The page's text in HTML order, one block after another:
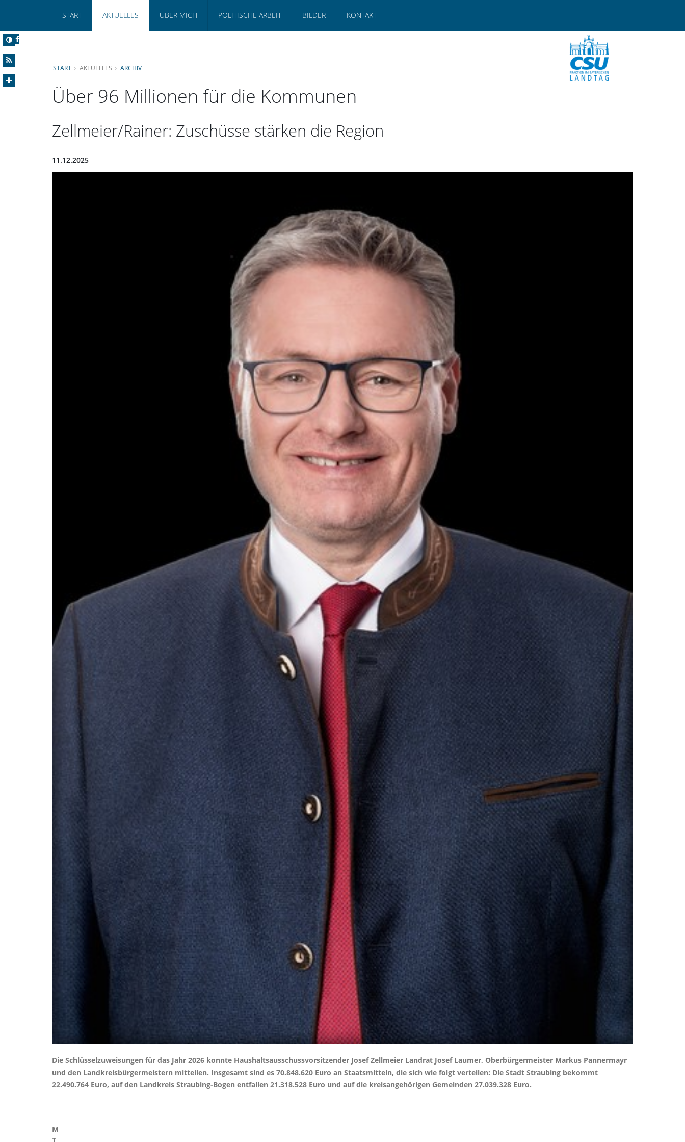
START AKTUELLES ÜBER MICH POLITISCHE ARBEIT BILDER KONTAKT
START AKTUELLES ARCHIV
Über 96 Millionen für die Kommunen
Zellmeier/Rainer: Zuschüsse stärken die Region
11.12.2025
Die Schlüsselzuweisungen für das Jahr 2026 konnte Haushaltsausschussvorsitzender Josef Zellmeier Landrat Josef Laumer, Oberbürgermeister Markus Pannermayr
und den Landkreisbürgermeistern mitteilen. Insgesamt sind es 70.848.620 Euro an Staatsmitteln, die sich wie folgt verteilen: Die Stadt Straubing bekommt
22.490.764 Euro, auf den Landkreis Straubing-Bogen entfallen 21.318.528 Euro und auf die kreisangehörigen Gemeinden 27.039.328 Euro.
M